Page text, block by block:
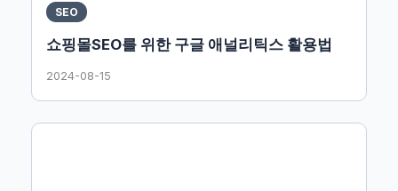
SEO
쇼핑몰SEO를 위한 구글 애널리틱스 활용법
2024-08-15